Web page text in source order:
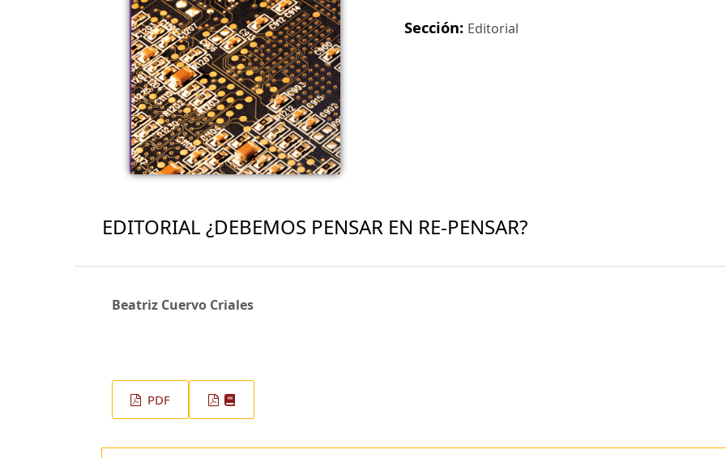
Sección: Editorial
EDITORIAL ¿DEBEMOS PENSAR EN RE-PENSAR?
Beatriz Cuervo Criales
PDF